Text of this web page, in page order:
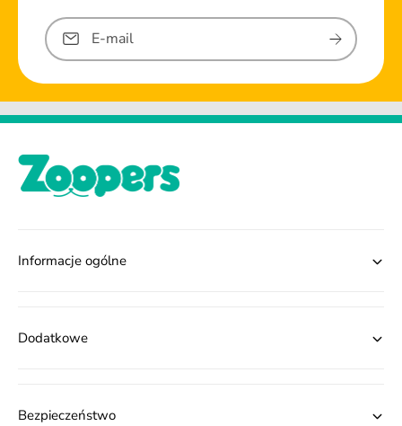
E-mail
Informacje ogólne
Dodatkowe
Bezpieczeństwo